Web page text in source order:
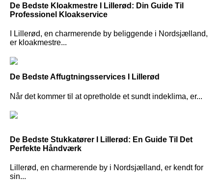
De Bedste Kloakmestre I Lillerød: Din Guide Til
Professionel Kloakservice
I Lillerød, en charmerende by beliggende i Nordsjælland,
er kloakmestre...
De Bedste Affugtningsservices I Lillerød
Når det kommer til at opretholde et sundt indeklima, er...
De Bedste Stukkatører I Lillerød: En Guide Til Det
Perfekte Håndværk
Lillerød, en charmerende by i Nordsjælland, er kendt for
sin...